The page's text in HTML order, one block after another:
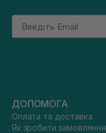
Email
ДОПОМОГА
Оплата та доставка
Як зробити замовлення